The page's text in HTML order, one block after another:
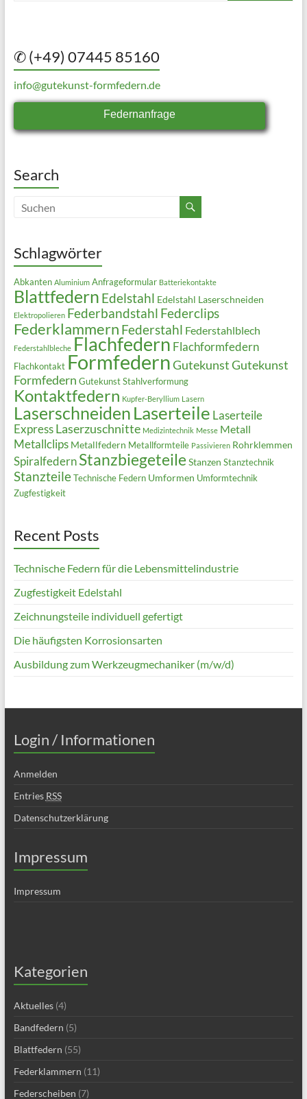
✆ (+49) 07445 85160
info@gutekunst-formfedern.de
Federnanfrage
Search
Schlagwörter
Abkanten Aluminium Anfrageformular Batteriekontakte
Blattfedern Edelstahl Edelstahl Laserschneiden
Elektropolieren Federbandstahl Federclips
Federklammern Federstahl Federstahlblech
Federstahlbleche Flachfedern Flachformfedern
Flachkontakt FormfedernGutekunstGutekunst
Formfedern Gutekunst Stahlverformung
Kontaktfedern Kupfer-Beryllium Lasern
Laserschneiden Laserteile Laserteile
Express Laserzuschnitte Medizintechnik Messe Metall
Metallclips Metallfedern Metallformteile Passivieren Rohrklemmen
Spiralfedern Stanzbiegeteile Stanzen Stanztechnik
Stanzteile Technische Federn Umformen Umformtechnik
Zugfestigkeit
Recent Posts
Technische Federn für die Lebensmittelindustrie
Zugfestigkeit Edelstahl
Zeichnungsteile individuell gefertigt
Die häufigsten Korrosionsarten
Ausbildung zum Werkzeugmechaniker (m/w/d)
Login / Informationen
Anmelden
Entries RSS
Datenschutzerklärung
Impressum
Impressum
Kategorien
Aktuelles(4)
Bandfedern (5)
Blattfedern (55)
Federklammern (11)
Federscheiben (7)